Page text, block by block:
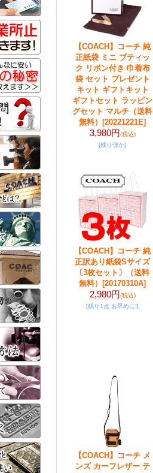
【COACH】コーチ 純
正紙袋 ミニ ブティッ
ク リボン付き 巾着布
袋 セット プレゼント
キット ギフトキット
ギフトセット ラッピン
グセット マルチ（送料
無料）
[20221221E]
3,980円(税込)
[残り僅か]
【COACH】コーチ 純
正訳あり紙袋Sサイズ
〔3枚セット〕（送料
無料）
[20170310A]
2,980円(税込)
[残り1点 お早めに!]
【COACH】コーチ メ
ンズ カーフレザー テ